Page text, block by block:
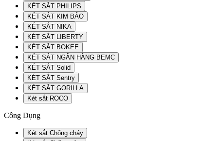
KÉT SẮT PHILIPS
KÉT SẮT KIM BẢO
KÉT SẮT NIKA
KÉT SẮT LIBERTY
KÉT SẮT BOKEE
KÉT SẮT NGÂN HÀNG BEMC
KÉT SẮT Solid
KÉT SẮT Sentry
KÉT SẮT GORILLA
Két sắt ROCO
Công Dụng
Két sắt Chống cháy